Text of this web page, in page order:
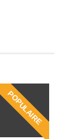
POPULAIRE